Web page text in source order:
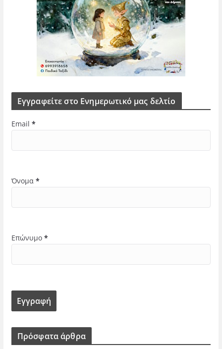
Εγγραφείτε στο Ενημερωτικό μας δελτίο
Email *
Όνομα *
Επώνυμο *
Πρόσφατα άρθρα